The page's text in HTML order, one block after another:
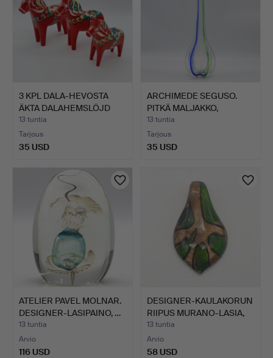
3 KPL DALA-HEVOSTA
ÄKTA DALAHEMSLÖJD
NUSNÅ…
13 tuntia
Tarjous
35 USD
ARCHIMEDE SEGUSO.
PITKÄ MALJAKKO,
STUDIOLA…
13 tuntia
Tarjous
35 USD
ATELIER PAVEL MOLNAR.
DESIGNER-LASIPAINO, …
13 tuntia
Arvio
116 USD
DESIGNER-KAULAKORUN
RIIPUS MURANO-LASIA,
L…
13 tuntia
Arvio
58 USD